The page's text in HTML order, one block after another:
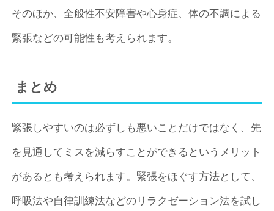
そのほか、全般性不安障害や心身症、体の不調による
緊張などの可能性も考えられます。
まとめ
緊張しやすいのは必ずしも悪いことだけではなく、先
を見通してミスを減らすことができるというメリット
があるとも考えられます。緊張をほぐす方法として、
呼吸法や自律訓練法などのリラクゼーション法を試し